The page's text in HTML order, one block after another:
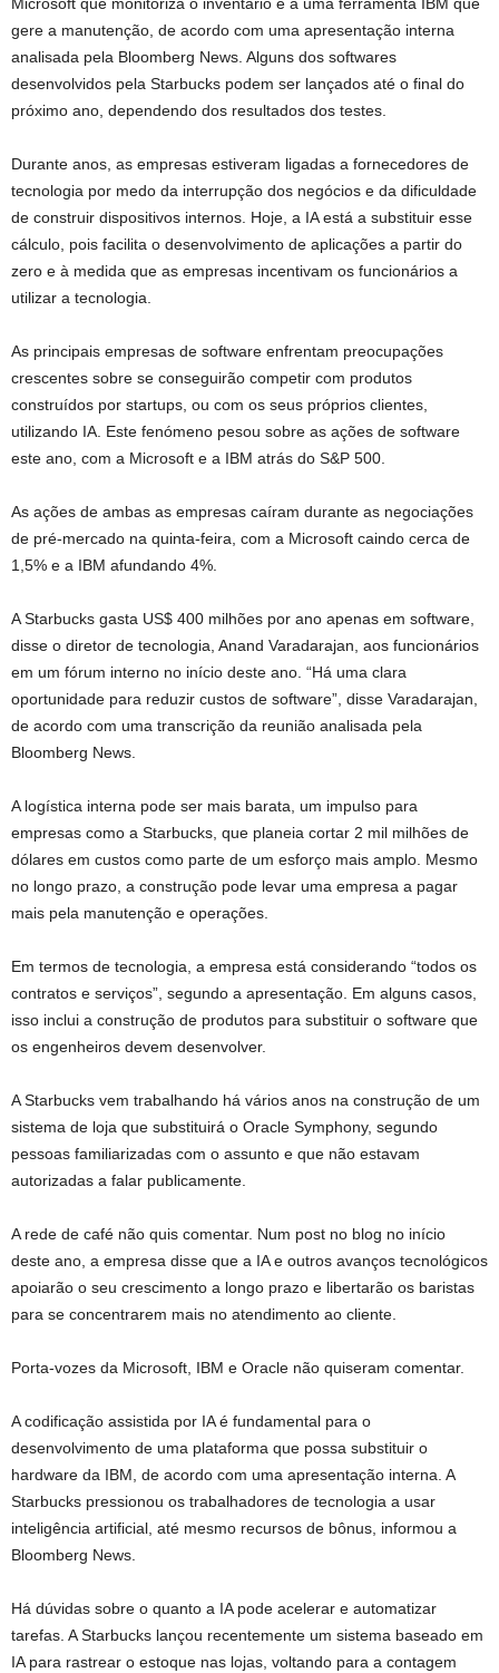
gere a manutenção, de acordo com uma apresentação interna
analisada pela Bloomberg News. Alguns dos softwares
desenvolvidos pela Starbucks podem ser lançados até o final do
próximo ano, dependendo dos resultados dos testes.
Durante anos, as empresas estiveram ligadas a fornecedores de
tecnologia por medo da interrupção dos negócios e da dificuldade
de construir dispositivos internos. Hoje, a IA está a substituir esse
cálculo, pois facilita o desenvolvimento de aplicações a partir do
zero e à medida que as empresas incentivam os funcionários a
utilizar a tecnologia.
As principais empresas de software enfrentam preocupações
crescentes sobre se conseguirão competir com produtos
construídos por startups, ou com os seus próprios clientes,
utilizando IA. Este fenómeno pesou sobre as ações de software
este ano, com a Microsoft e a IBM atrás do S&P 500.
As ações de ambas as empresas caíram durante as negociações
de pré-mercado na quinta-feira, com a Microsoft caindo cerca de
1,5% e a IBM afundando 4%.
A Starbucks gasta US$ 400 milhões por ano apenas em software,
disse o diretor de tecnologia, Anand Varadarajan, aos funcionários
em um fórum interno no início deste ano. “Há uma clara
oportunidade para reduzir custos de software”, disse Varadarajan,
de acordo com uma transcrição da reunião analisada pela
Bloomberg News.
A logística interna pode ser mais barata, um impulso para
empresas como a Starbucks, que planeia cortar 2 mil milhões de
dólares em custos como parte de um esforço mais amplo. Mesmo
no longo prazo, a construção pode levar uma empresa a pagar
mais pela manutenção e operações.
Em termos de tecnologia, a empresa está considerando “todos os
contratos e serviços”, segundo a apresentação. Em alguns casos,
isso inclui a construção de produtos para substituir o software que
os engenheiros devem desenvolver.
A Starbucks vem trabalhando há vários anos na construção de um
sistema de loja que substituirá o Oracle Symphony, segundo
pessoas familiarizadas com o assunto e que não estavam
autorizadas a falar publicamente.
A rede de café não quis comentar. Num post no blog no início
deste ano, a empresa disse que a IA e outros avanços tecnológicos
apoiarão o seu crescimento a longo prazo e libertarão os baristas
para se concentrarem mais no atendimento ao cliente.
Porta-vozes da Microsoft, IBM e Oracle não quiseram comentar.
A codificação assistida por IA é fundamental para o
desenvolvimento de uma plataforma que possa substituir o
hardware da IBM, de acordo com uma apresentação interna. A
Starbucks pressionou os trabalhadores de tecnologia a usar
inteligência artificial, até mesmo recursos de bônus, informou a
Bloomberg News.
Há dúvidas sobre o quanto a IA pode acelerar e automatizar
tarefas. A Starbucks lançou recentemente um sistema baseado em
IA para rastrear o estoque nas lojas, voltando para a contagem